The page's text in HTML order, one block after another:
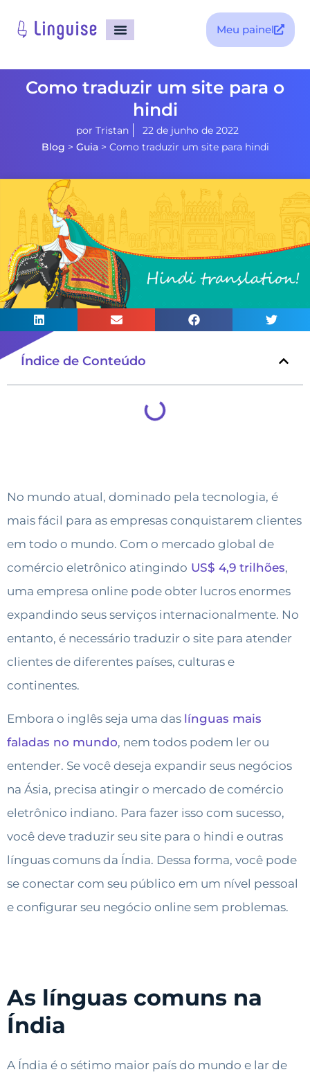
Meu painel
Como traduzir um site para o
hindi
por Tristan
22 de junho de 2022
Blog > Guia> Como traduzir um site para hindi
Índice de Conteúdo
No mundo atual, dominado pela tecnologia, é
mais fácil para as empresas conquistarem clientes
em todo o mundo. Com o mercado global de
comércio eletrônico atingindo US$ 4,9 trilhões,
uma empresa online pode obter lucros enormes
expandindo seus serviços internacionalmente. No
entanto, é necessário traduzir o site para atender
clientes de diferentes países, culturas e
continentes.
Embora o inglês seja uma das línguas mais
faladas no mundo, nem todos podem ler ou
entender. Se você deseja expandir seus negócios
na Ásia, precisa atingir o mercado de comércio
eletrônico indiano. Para fazer isso com sucesso,
você deve traduzir seu site para o hindi e outras
línguas comuns da Índia. Dessa forma, você pode
se conectar com seu público em um nível pessoal
e configurar seu negócio online sem problemas.
As línguas comuns na
Índia
A Índia é o sétimo maior país do mundo e lar de